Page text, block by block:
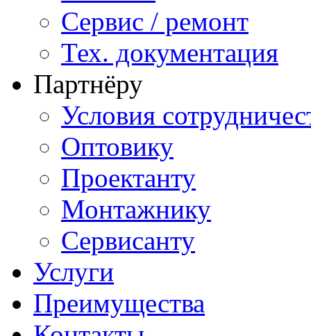
Сервис / ремонт
Тех. документация
Партнёру
Условия
Оптовику
Проектанту
Монтажнику
Сервисанту
Услуги
Преимущества